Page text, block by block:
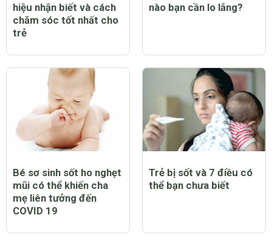
hiệu nhận biết và cách
chăm sóc tốt nhất cho
trẻ
nào bạn cần lo lắng?
Bé sơ sinh sốt ho nghẹt
mũi có thể khiến cha
mẹ liên tưởng đến
COVID 19
Trẻ bị sốt và 7 điều có
thể bạn chưa biết